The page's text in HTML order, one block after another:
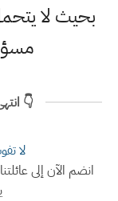
بحيث لا
👇
لا
انضم الآن إلى